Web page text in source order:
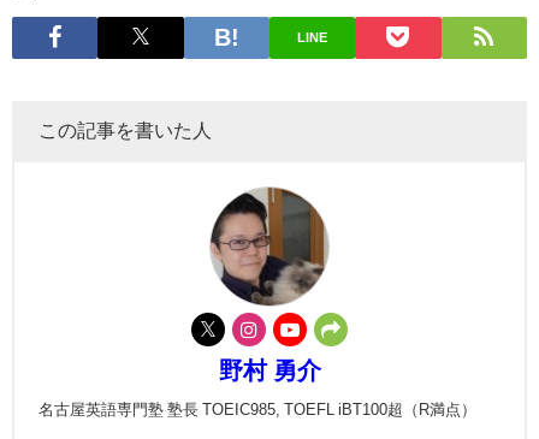
LINE
この記事を書いた人
野村 勇介
名古屋英語専門塾 塾長 TOEIC985, TOEFL iBT100超（R満点）